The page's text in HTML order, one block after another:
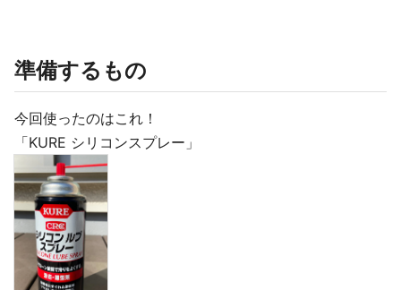
準備するもの
今回使ったのはこれ！
「KURE シリコンスプレー」